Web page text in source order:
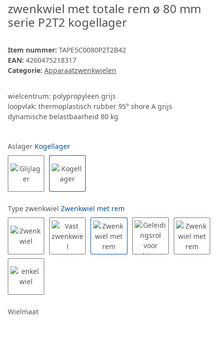
zwenkwiel met totale rem ø 80 mm
serie P2T2 kogellager
Item nummer: TAPE5C0080P2T2B42
EAN: 4260475218317
Categorie: Apparaatzwenkwielen
wielcentrum: polypropyleen grijs
loopvlak: thermoplastisch rubber 95° shore A grijs
dynamische belastbaarheid 80 kg
Aslager Kogellager
Type zwenkwiel Zwenkwiel met rem
Wielmaat